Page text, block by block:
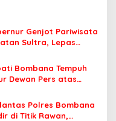
Genjot Pariwisata
Sultra, Lepas
Kabupaten Unggulan
Bombana Tempuh
Dewan Pers atas
Jembatan Cirauci II
Polres Bombana
di Titik Rawan,